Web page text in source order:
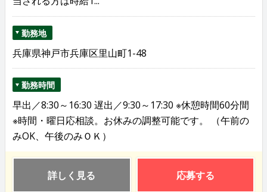
勤務地
兵庫県神戸市兵庫区里山町1-48
勤務時間
早出／8:30～16:30 遅出／9:30～17:30 ※休憩時間60分間
※時間・曜日応相談。お休みの調整可能です。 （午前の
みOK、午後のみＯＫ）
詳しく見る 応募する